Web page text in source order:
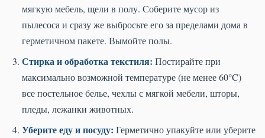
мягкую мебель, щели в полу. Соберите мусор из
пылесоса и сразу же выбросьте его за пределами дома в
герметичном пакете. Вымойте полы.
Стирка и обработка текстиля: Постирайте при
максимально возможной температуре (не менее 60°C)
все постельное белье, чехлы с мягкой мебели, шторы,
пледы, лежанки животных.
Уберите еду и посуду: Герметично упакуйте или уберите